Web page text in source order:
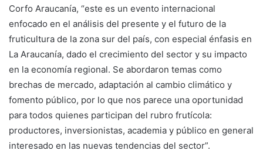
Corfo Araucanía, “este es un evento internacional
enfocado en el análisis del presente y el futuro de la
fruticultura de la zona sur del país, con especial énfasis en
La Araucanía, dado el crecimiento del sector y su impacto
en la economía regional. Se abordaron temas como
brechas de mercado, adaptación al cambio climático y
fomento público, por lo que nos parece una oportunidad
para todos quienes participan del rubro frutícola:
productores, inversionistas, academia y público en general
interesado en las nuevas tendencias del sector”.